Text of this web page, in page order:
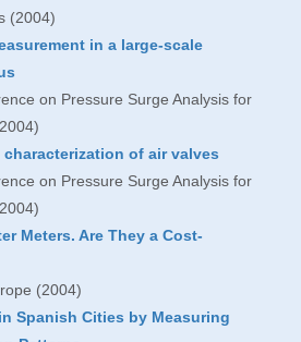
(2004)
in a large-scale
on Pressure Surge Analysis for
of air valves
on Pressure Surge Analysis for
Meters. Are They a Cost-
(2004)
Spanish Cities by Measuring